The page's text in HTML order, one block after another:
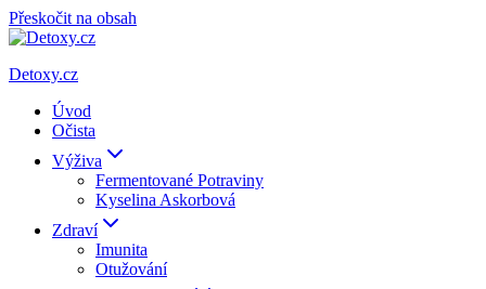
Přeskočit na obsah
Detoxy.cz
Úvod
Očista
Výživa
Fermentované Potraviny
Kyselina Askorbová
Zdraví
Imunita
Otužování